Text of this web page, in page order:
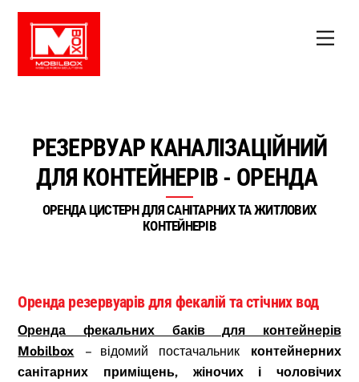
Skip
content
РЕЗЕРВУАР КАНАЛІЗАЦІЙНИЙ
ДЛЯ КОНТЕЙНЕРІВ - ОРЕНДА
ОРЕНДА ЦИСТЕРН ДЛЯ САНІТАРНИХ ТА ЖИТЛОВИХ
КОНТЕЙНЕРІВ
Оренда резервуарів для фекалій та стічних вод
Оренда фекальних баків для контейнерів
Mobilbox
– відомий постачальник контейнерних
санітарних приміщень, жіночих і чоловічих